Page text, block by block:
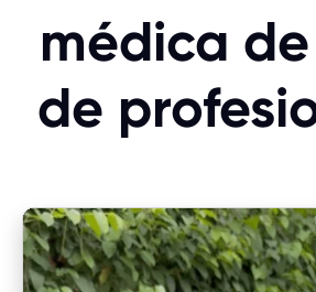
médica
de